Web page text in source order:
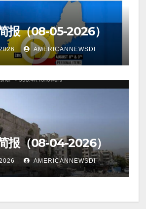
报（08-05-2026）
AMERICANNEWSDI
报（08-04-2026）
AMERICANNEWSDI